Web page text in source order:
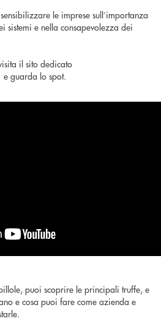
le imprese sull’importanza
sistemi e nella consapevolezza dei
il sito dedicato
e guarda lo spot.
puoi scoprire le principali truffe, e
e cosa puoi fare come azienda e